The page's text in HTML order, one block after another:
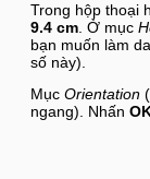
Trong hộp thoại
9.4 cm . Ở mục
bạn muốn làm
số này).
Mục Orientation
ngang). Nhấn